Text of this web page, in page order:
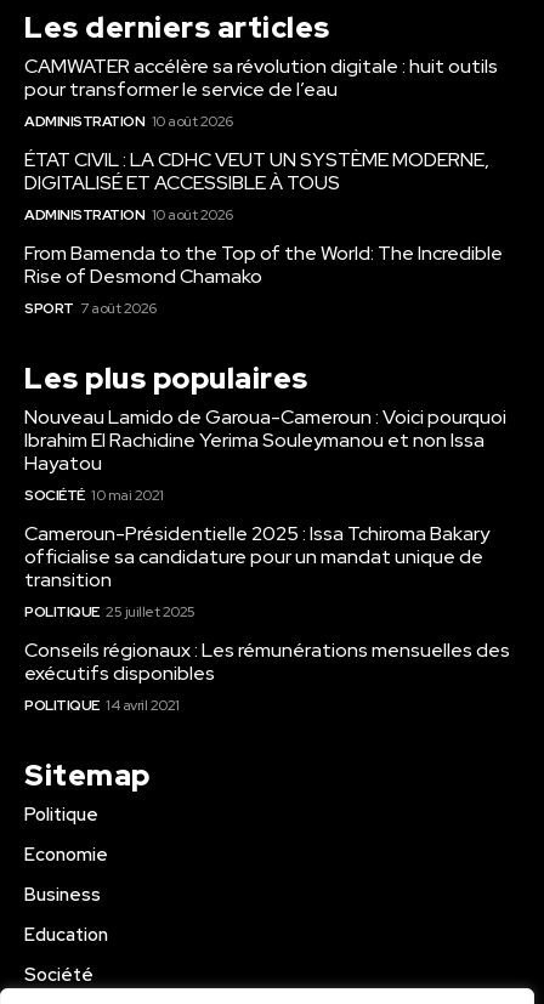
Les derniers articles
CAMWATER accélère sa révolution digitale : huit outils
pour transformer le service de l’eau
ADMINISTRATION 10 août 2026
ÉTAT CIVIL : LA CDHC VEUT UN SYSTÈME MODERNE,
DIGITALISÉ ET ACCESSIBLE À TOUS
ADMINISTRATION 10 août 2026
From Bamenda to the Top of the World: The Incredible
Rise of Desmond Chamako
SPORT 7 août 2026
Les plus populaires
Nouveau Lamido de Garoua-Cameroun : Voici pourquoi
Ibrahim El Rachidine Yerima Souleymanou et non Issa
Hayatou
SOCIÉTÉ 10 mai 2021
Cameroun-Présidentielle 2025 : Issa Tchiroma Bakary
officialise sa candidature pour un mandat unique de
transition
POLITIQUE 25 juillet 2025
Conseils régionaux : Les rémunérations mensuelles des
exécutifs disponibles
POLITIQUE 14 avril 2021
Sitemap
Politique
Economie
Business
Education
Société